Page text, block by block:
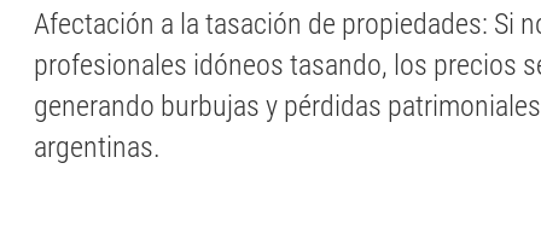
Afectación a la tasación de propiedades: Si
profesionales idóneos tasando, los precios
generando burbujas y pérdidas
argentinas.